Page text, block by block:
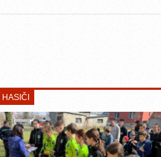
SEZNAM ČLENŮ JEDNOTKY